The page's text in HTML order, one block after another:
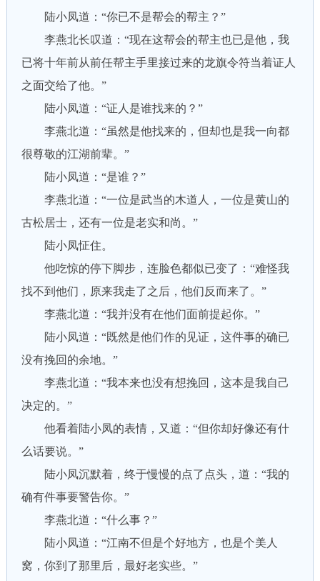
陆小凤道：“你已不是帮会的帮主？”
李燕北长叹道：“现在这帮会的帮主也已是他，我
已将十年前从前任帮主手里接过来的龙旗令符当着证人
之面交给了他。”
陆小凤道：“证人是谁找来的？”
李燕北道：“虽然是他找来的，但却也是我一向都
很尊敬的江湖前辈。”
陆小凤道：“是谁？”
李燕北道：“一位是武当的木道人，一位是黄山的
古松居士，还有一位是老实和尚。”
陆小凤怔住。
他吃惊的停下脚步，连脸色都似已变了：“难怪我
找不到他们，原来我走了之后，他们反而来了。”
李燕北道：“我并没有在他们面前提起你。”
陆小凤道：“既然是他们作的见证，这件事的确已
没有挽回的余地。”
李燕北道：“我本来也没有想挽回，这本是我自己
决定的。”
他看着陆小凤的表情，又道：“但你却好像还有什
么话要说。”
陆小凤沉默着，终于慢慢的点了点头，道：“我的
确有件事要警告你。”
李燕北道：“什么事？”
陆小凤道：“江南不但是个好地方，也是个美人
窝，你到了那里后，最好老实些。”